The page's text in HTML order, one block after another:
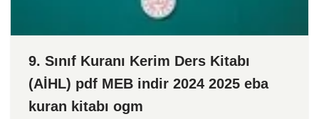
9. Sınıf Kuranı Kerim Ders Kitabı
(AİHL) pdf MEB indir 2024 2025 eba
kuran kitabı ogm